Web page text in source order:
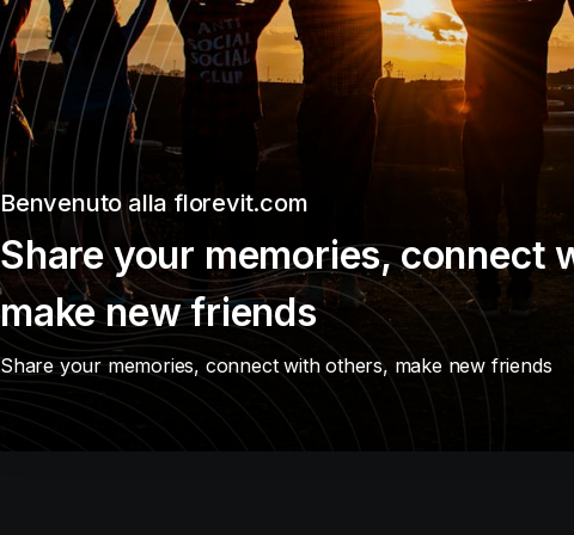
Benvenuto alla florevit.com
Share your memories, connect
make new friends
Share your memories, connect with others, make new friends